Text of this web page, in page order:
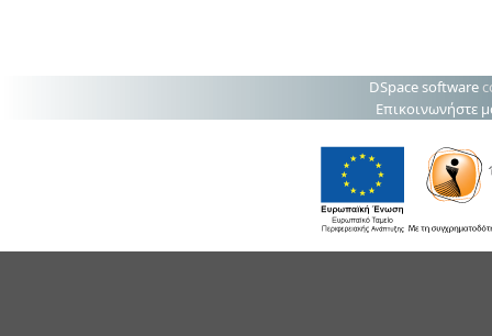
DSpace software
Επικοινωνήστε